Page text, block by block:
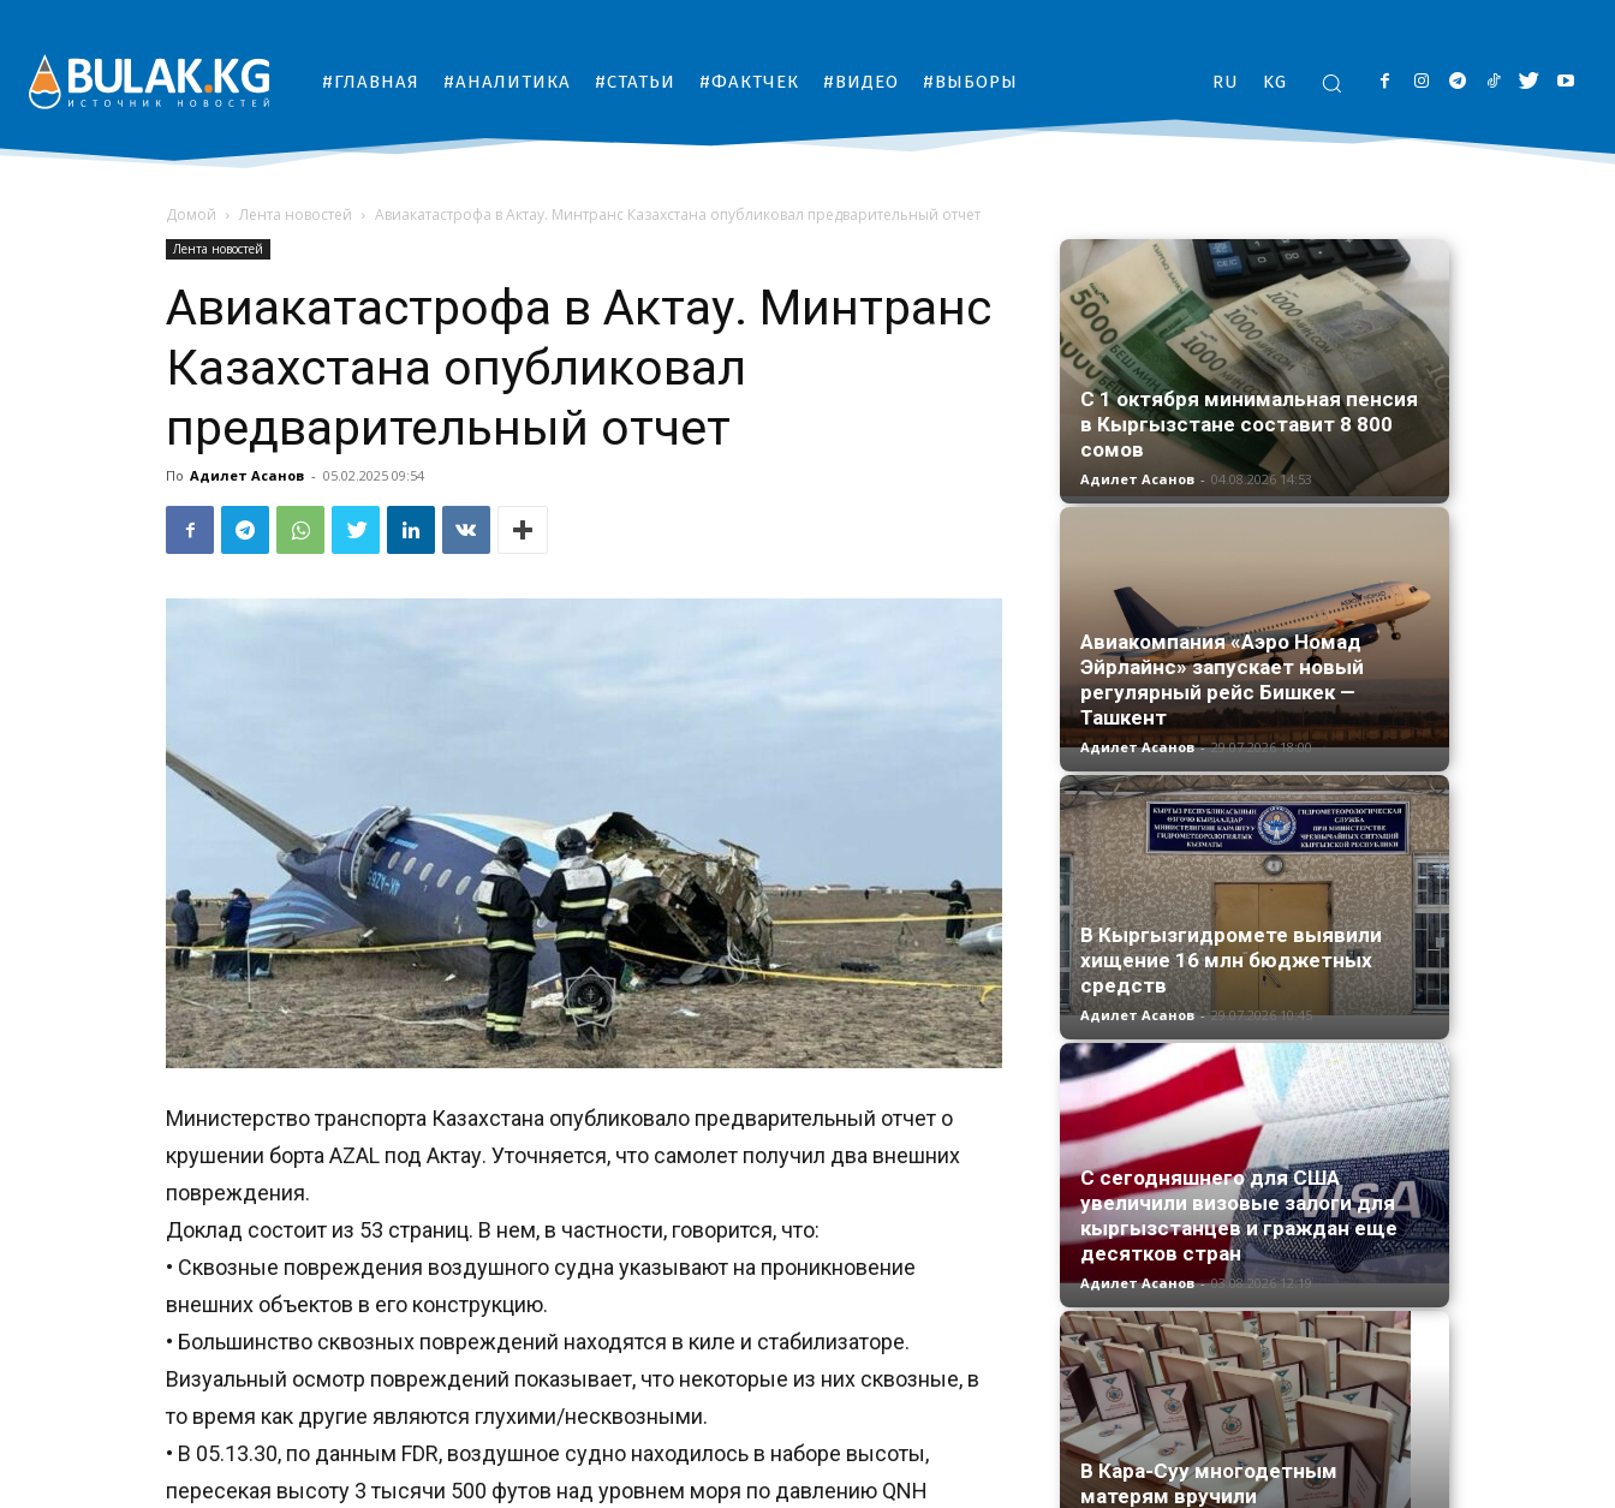
#ГЛАВНАЯ #АНАЛИТИКА #СТАТЬИ #ФАКТЧЕК #ВИДЕО #ВЫБОРЫ RU KG
Домой Лента новостей Авиакатастрофа в Актау. Минтранс Казахстана опубликовал предварительный отчет
Лента новостей
Авиакатастрофа в Актау. Минтранс
Казахстана опубликовал
предварительный отчет
По Адилет Асанов - 05.02.2025 09:54
Министерство транспорта Казахстана опубликовало предварительный отчет о
крушении борта AZAL под Актау. Уточняется, что самолет получил два внешних
повреждения.
Доклад состоит из 53 страниц. В нем, в частности, говорится, что:
• Сквозные повреждения воздушного судна указывают на проникновение
внешних объектов в его конструкцию.
• Большинство сквозных повреждений находятся в киле и стабилизаторе.
Визуальный осмотр повреждений показывает, что некоторые из них сквозные, в
то время как другие являются глухими/несквозными.
• В 05.13.30, по данным FDR, воздушное судно находилось в наборе высоты,
пересекая высоту 3 тысячи 500 футов над уровнем моря по давлению QNH
С 1 октября минимальная пенсия
в Кыргызстане составит 8 800
сомов
Адилет Асанов - 04.08.2026 14:53
Авиакомпания «Аэро Номад
Эйрлайнс» запускает новый
регулярный рейс Бишкек —
Ташкент
Адилет Асанов - 29.07.2026 18:00
В Кыргызгидромете выявили
хищение 16 млн бюджетных
средств
Адилет Асанов - 29.07.2026 10:45
С сегодняшнего для США
увеличили визовые залоги для
кыргызстанцев и граждан еще
десятков стран
Адилет Асанов - 03.08.2026 12:19
В Кара-Суу многодетным
матерям вручили